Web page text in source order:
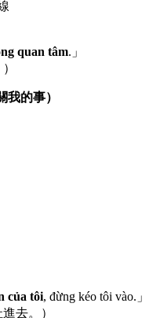
quan tâm.」
我的事）
của tôi, đừng kéo tôi vào.」
去。）